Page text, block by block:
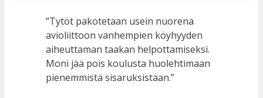
”Tytöt pakotetaan usein nuorena
avioliittoon vanhempien köyhyyden
aiheuttaman taakan helpottamiseksi.
Moni jää pois koulusta huolehtimaan
pienemmistä sisaruksistaan.”